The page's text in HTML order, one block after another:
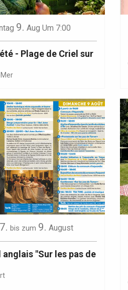
9. Aug Um 7:00
- Plage de Criel sur
7. bis zum 9. August
anglais "Sur les pas de